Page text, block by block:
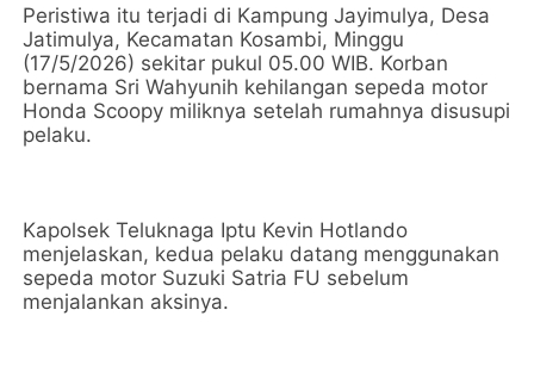
Peristiwa itu terjadi di Kampung Jayimulya, Desa
Jatimulya, Kecamatan Kosambi, Minggu
(17/5/2026) sekitar pukul 05.00 WIB. Korban
bernama Sri Wahyunih kehilangan sepeda motor
Honda Scoopy miliknya setelah rumahnya disusupi
pelaku.
Kapolsek Teluknaga Iptu Kevin Hotlando
menjelaskan, kedua pelaku datang menggunakan
sepeda motor Suzuki Satria FU sebelum
menjalankan aksinya.